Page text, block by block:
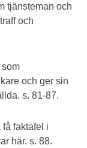
tjänsteman och
och
som
och ger sin
s. 81-87.
få faktafel i
här. s. 88.